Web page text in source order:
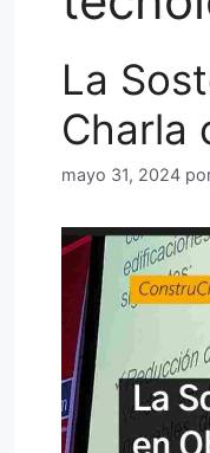
La
Charla
mayo 31, 2024